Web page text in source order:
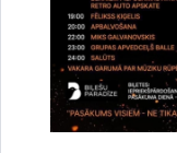
Satiksmes ierobežojumi